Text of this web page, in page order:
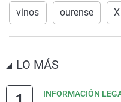
vinos ourense
LO MÁS
INFORMACIÓN